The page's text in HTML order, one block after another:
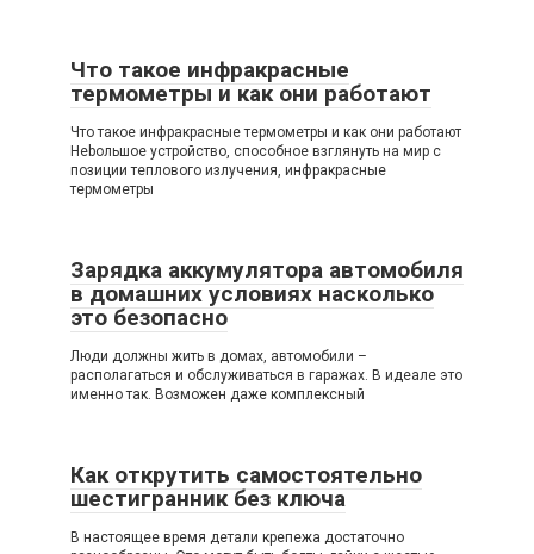
Что такое инфракрасные
термометры и как они работают
Что такое инфракрасные термометры и как они работают
Нebольшое устройство, способное взглянуть на мир с
позиции теплового излучения, инфракрасные
термометры
Зарядка аккумулятора автомобиля
в домашних условиях насколько
это безопасно
Люди должны жить в домах, автомобили –
располагаться и обслуживаться в гаражах. В идеале это
именно так. Возможен даже комплексный
Как открутить самостоятельно
шестигранник без ключа
В настоящее время детали крепежа достаточно